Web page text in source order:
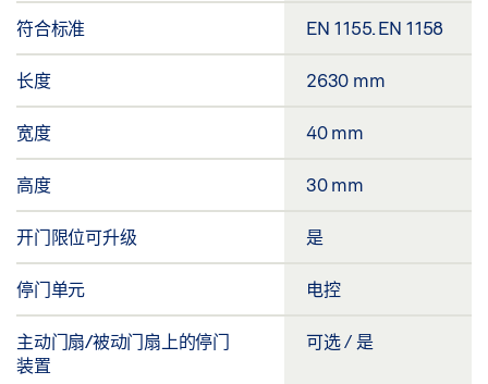
符合标准 EN 1155. EN 1158
长度 2630 mm
宽度 40 mm
高度 30 mm
开门限位可升级 是
停门单元 电控
主动门扇/被动门扇上的停门
装置
可选 / 是